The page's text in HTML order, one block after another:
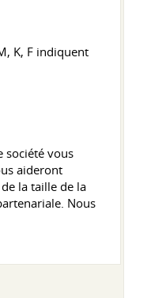
K, F indiquent
société vous
aideront
la taille de la
Nous